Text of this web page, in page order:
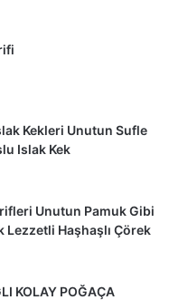
Kekleri Unutun Sufle
Islak Kek
Unutun Pamuk Gibi
Lezzetli Haşhaşlı Çörek
KOLAY POĞAÇA